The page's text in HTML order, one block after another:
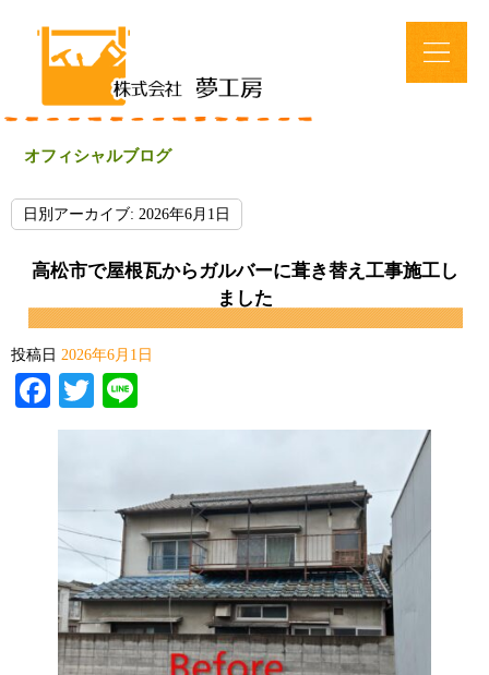
オフィシャルブログ
日別アーカイブ: 2026年6月1日
高松市で屋根瓦からガルバーに葺き替え工事施工し
ました
投稿日 2026年6月1日
Facebook
Twitter